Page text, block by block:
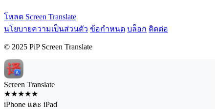
โหลด Screen Translate
นโยบายความเป็นส่วนตัว ข้อกำหนด บล็อก ติดต่อ
© 2025 PiP Screen Translate
Screen Translate
★★★★★
iPhone และ iPad